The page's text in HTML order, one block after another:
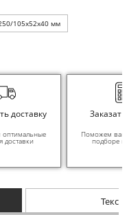
105x52x40 мм
доставку
доставки
Заказать
Поможем вам
подборе